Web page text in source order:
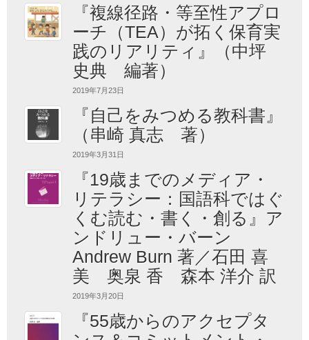
『複線径路・等至性アプロ
ーチ（TEA）が拓く保育実
践のリアリティ』（中坪
史典 編著）
2019年7月23日
『自己をみつめる教科書』
（串崎 真志 著）
2019年3月31日
『19歳までのメディア・
リテラシー：国語科ではぐ
くむ読む・書く・創る』ア
ンドリュー・バーン
Andrew Burn 著／石田 喜
美 奥泉 香 森本 洋介 訳
2019年3月20日
『55歳からのアクセプタ